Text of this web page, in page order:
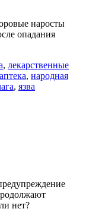
наросты
опадания
, лекарственные
, народная
, язва
нет?